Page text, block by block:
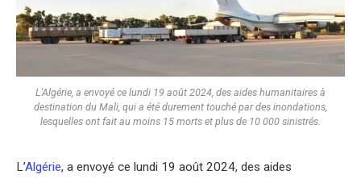
L'Algérie, a envoyé ce lundi 19 août 2024, des aides humanitaires à
destination du Mali, qui a été durement touché par des inondations,
lesquelles ont fait au moins 15 morts et plus de 10 000 sinistrés.
L’Algérie, a envoyé ce lundi 19 août 2024, des aides